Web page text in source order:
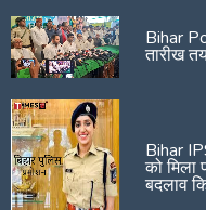
Bihar
तारीख
Bihar
को मिला
बदलाव